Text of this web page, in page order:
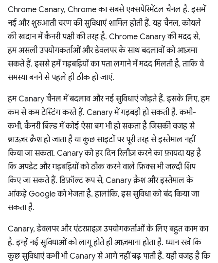
Chrome Canary, Chrome का सबसे एक्सपेरिमेंटल चैनल है. इसमें
नई और शुरुआती चरण की सुविधाएं शामिल होती हैं. यह चैनल, कोयले
की खदान में कैनरी पक्षी की तरह है. Chrome Canary की मदद से,
हम असली उपयोगकर्ताओं और डेवलपर के साथ बदलावों को आज़मा
सकते हैं. इससे हमें गड़बड़ियों का पता लगाने में मदद मिलती है, ताकि वे
समस्या बनने से पहले ही ठीक हो जाएं.
हम Canary चैनल में बदलाव और नई सुविधाएं जोड़ते हैं. इसके लिए, हम
कम से कम टेस्टिंग करते हैं. Canary में गड़बड़ी हो सकती है. कभी-
कभी, कैनरी बिल्ड में कोई ऐसा बग भी हो सकता है जिसकी वजह से
ब्राउज़र क्रैश हो जाता है या कुछ साइटों पर पूरी तरह से इस्तेमाल नहीं
किया जा सकता. Canary को हर दिन रिलीज़ करने का फ़ायदा यह है
कि अपडेट और गड़बड़ियों को ठीक करने वाले फ़िक्स भी जल्दी शिप
किए जा सकते हैं. डिफ़ॉल्ट रूप से, Canary क्रैश और इस्तेमाल के
आंकड़े Google को भेजता है. हालांकि, इस सुविधा को बंद किया जा
सकता है.
Canary, डेवलपर और एंटरप्राइज़ उपयोगकर्ताओं के लिए बहुत काम का
है. इन्हें नई सुविधाओं को लागू होते ही आज़माना होता है. ध्यान रखें कि
कुछ सुविधाएं कभी भी Canary से आगे नहीं बढ़ पाती हैं. यही वजह है कि